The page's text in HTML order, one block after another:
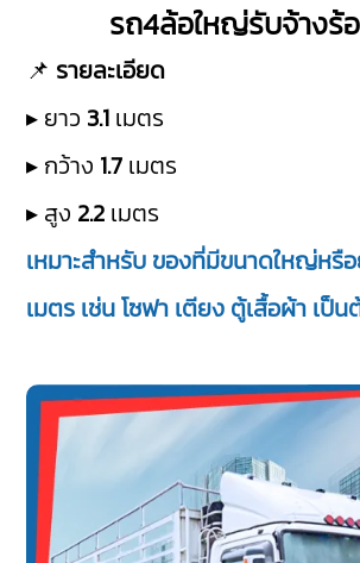
รถ4ล้อใหญ่รับจ้างร้
📌 รายละเอียด
▸ ยาว 3.1 เมตร
▸ กว้าง 1.7 เมตร
▸ สูง 2.2 เมตร
เหมาะสำหรับ ของที่มีขนาดใหญ่หรือ
เมตร เช่น โซฟา เตียง ตู้เสื้อผ้า เป็น